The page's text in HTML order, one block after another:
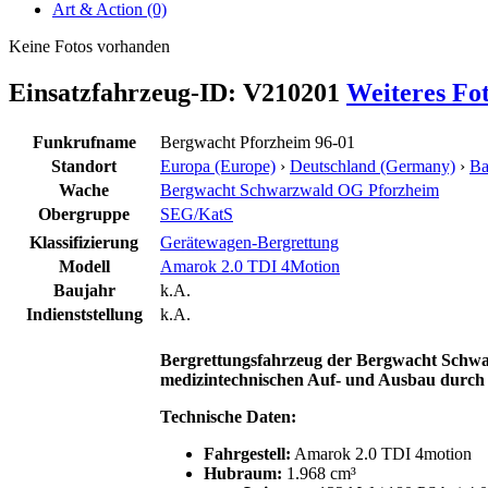
Art & Action (0)
Keine Fotos vorhanden
Einsatzfahrzeug-ID: V210201 Weiteres
Funkrufname
Bergwacht Pforzheim 96-01
Standort
Europa (Europe) › Deutschland (Germany) ›
Wache
Bergwacht Schwarzwald OG Pforzheim
Obergruppe
SEG/KatS
Klassifizierung
Gerätewagen-Bergrettung
Modell
Amarok 2.0 TDI 4Motion
Baujahr
k.A.
Indienststellung
k.A.
Bergrettungsfahrzeug der Bergwacht
medizintechnischen Auf- und Ausbau
Technische Daten:
Fahrgestell: Amarok 2.0 TDI 4motion
Hubraum: 1.968 cm³